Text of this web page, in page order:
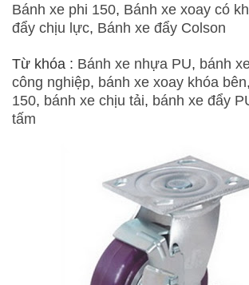
Bánh xe phi 150, Bánh xe xoay có
đẩy chịu lực, Bánh xe đẩy Colson
Từ khóa : Bánh xe nhựa PU, bánh
công nghiệp, bánh xe xoay khóa bên,
150, bánh xe chịu tải, bánh xe đẩy
tấm